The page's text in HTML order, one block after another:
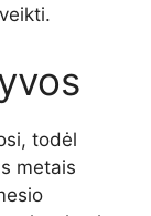
todėl
metais